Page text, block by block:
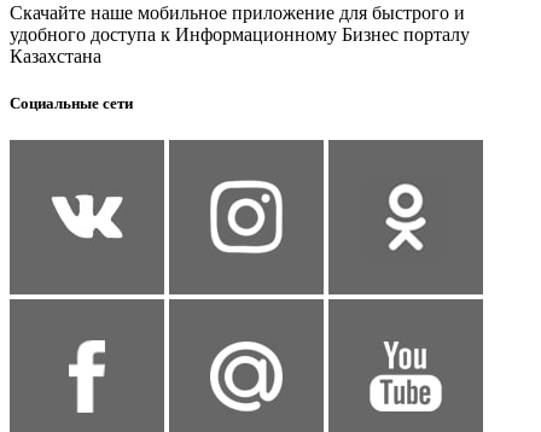
Скачайте наше мобильное приложение для быстрого и
удобного доступа к Информационному Бизнес порталу
Казахстана
Социальные сети